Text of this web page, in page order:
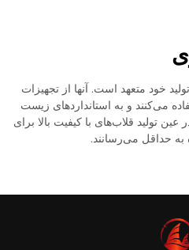
خود متعهد است. آنها از تجهیزات
می‌کنند و به استانداردهای زیست
عین تولید قلاب‌های با کیفیت بالا برای
به حداقل می‌رسانند.